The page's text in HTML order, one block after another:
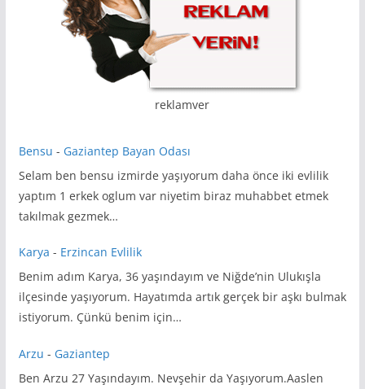
reklamver
Bensu - Gaziantep Bayan Odası
Selam ben bensu izmirde yaşıyorum daha önce iki evlilik
yaptım 1 erkek oglum var niyetim biraz muhabbet etmek
takılmak gezmek…
Karya - Erzincan Evlilik
Benim adım Karya, 36 yaşındayım ve Niğde’nin Ulukışla
ilçesinde yaşıyorum. Hayatımda artık gerçek bir aşkı bulmak
istiyorum. Çünkü benim için…
Arzu - Gaziantep
Ben Arzu 27 Yaşındayım. Nevşehir da Yaşıyorum.Aaslen